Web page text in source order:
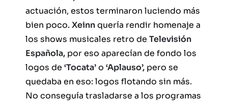
actuación, estos terminaron luciendo más
bien poco. Xeinnquería rendir homenaje a
los shows musicales retro de Televisión
Española, por eso aparecían de fondo los
logos de ‘Tocata’o ‘Aplauso’, pero se
quedaba en eso: logos flotando sin más.
No conseguía trasladarse a los programas